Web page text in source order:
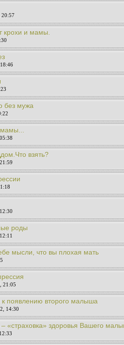
20:57
крохи и мамы.
без мужа
взять?
роды
мысли, что вы плохая мать
21:05
к появлению второго малыша
14:30
– «страховка» здоровья Вашего